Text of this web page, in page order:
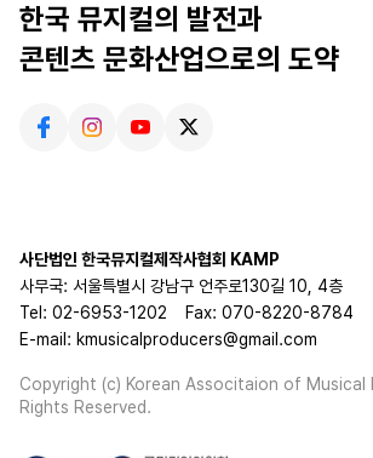
한국 뮤지컬의 발전과
콘텐츠 문화산업으로의 도약
사단법인 한국뮤지컬제작사협회 KAMP
사무국: 서울특별시 강남구 언주로130길 10, 4층
Tel: 02-6953-1202
Fax: 070-8220-8784
E-mail: kmusicalproducers@gmail.com
Copyright (c) Korean Associtaion of Musical
Rights Reserved.